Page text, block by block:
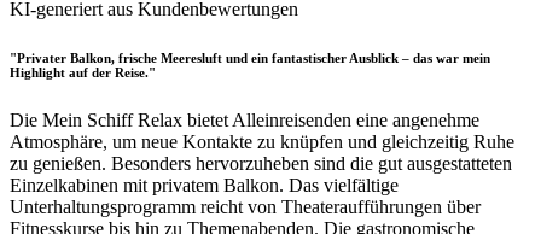
KI-generiert aus Kundenbewertungen
"Privater Balkon, frische Meeresluft und ein fantastischer Ausblick – das war mein
Highlight auf der Reise."
Die Mein Schiff Relax bietet Alleinreisenden eine angenehme
Atmosphäre, um neue Kontakte zu knüpfen und gleichzeitig Ruhe
zu genießen. Besonders hervorzuheben sind die gut ausgestatteten
Einzelkabinen mit privatem Balkon. Das vielfältige
Unterhaltungsprogramm reicht von Theateraufführungen über
Fitnesskurse bis hin zu Themenabenden. Die gastronomische